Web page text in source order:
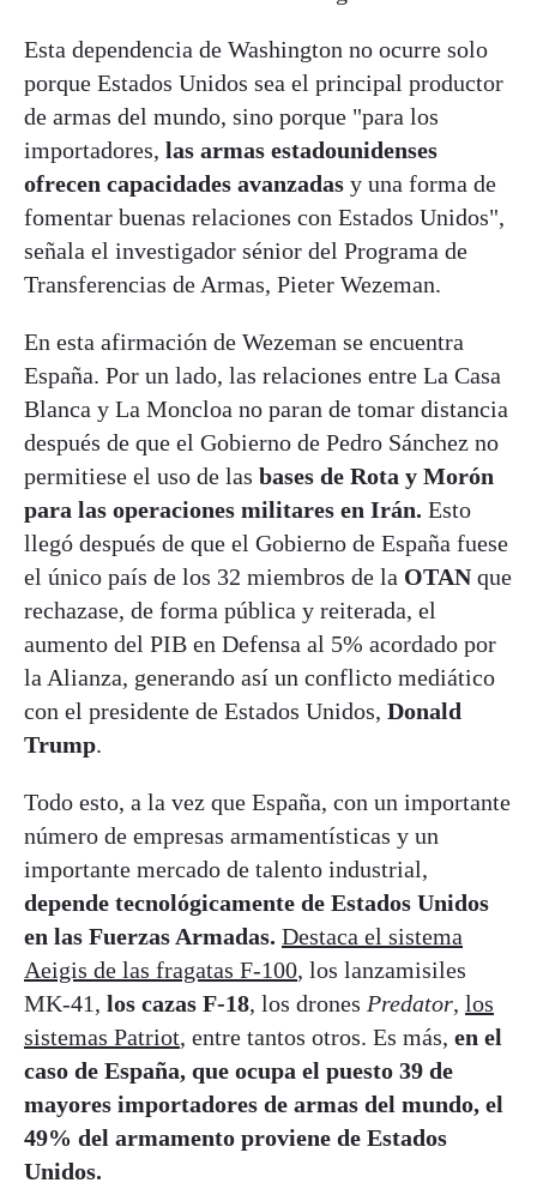
Esta dependencia de Washington no ocurre solo
porque Estados Unidos sea el principal productor
de armas del mundo, sino porque "para los
importadores, las armas estadounidenses
ofrecen capacidades avanzadas y una forma de
fomentar buenas relaciones con Estados Unidos",
señala el investigador sénior del Programa de
Transferencias de Armas, Pieter Wezeman.
En esta afirmación de Wezeman se encuentra
España. Por un lado, las relaciones entre La Casa
Blanca y La Moncloa no paran de tomar distancia
después de que el Gobierno de Pedro Sánchez no
permitiese el uso de las bases de Rota y Morón
para las operaciones militares en Irán. Esto
llegó después de que el Gobierno de España fuese
el único país de los 32 miembros de la OTANque
rechazase, de forma pública y reiterada, el
aumento del PIB en Defensa al 5% acordado por
la Alianza, generando así un conflicto mediático
con el presidente de Estados Unidos, Donald
Trump.
Todo esto, a la vez que España, con un importante
número de empresas armamentísticas y un
importante mercado de talento industrial,
depende tecnológicamente de Estados Unidos
en las Fuerzas Armadas. Destaca el sistema
Aeigis de las fragatas F-100, los lanzamisiles
MK-41, los cazas F-18, los drones Predator, los
sistemas Patriot, entre tantos otros. Es más, en el
caso de España, que ocupa el puesto 39 de
mayores importadores de armas del mundo, el
49% del armamento proviene de Estados
Unidos.